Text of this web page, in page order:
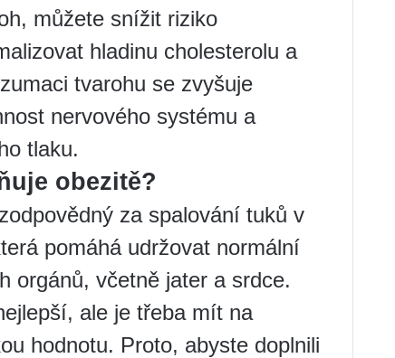
můžete snížit riziko
hladinu cholesterolu a
tvarohu se zvyšuje
nervového systému a
tlaku.
obezitě?
za spalování tuků v
pomáhá udržovat normální
orgánů, včetně jater a srdce.
ale je třeba mít na
hodnotu. Proto, abyste doplnili